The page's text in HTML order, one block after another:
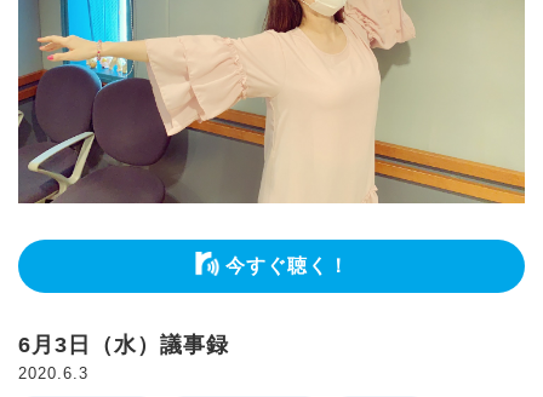
今すぐ聴く！
6月3日（水）議事録
2020.6.3